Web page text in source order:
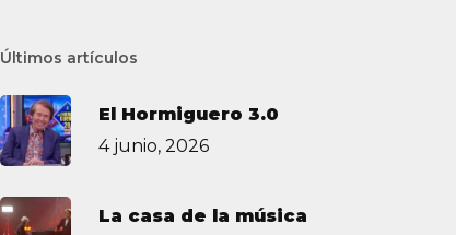
Últimos artículos
El Hormiguero 3.0
4 junio, 2026
La casa de la música